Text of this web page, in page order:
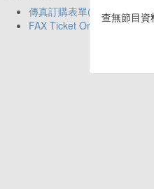
傳真訂購表單(中文)
FAX Ticket Order
查無節目資